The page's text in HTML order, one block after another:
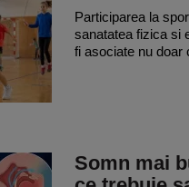
Participarea la
sanatatea fizica si
fi asociate nu doar
Somn mai